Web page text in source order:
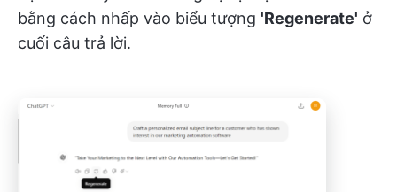
bằng cách nhấp vào biểu tượng 'Regenerate' ở
cuối câu trả lời.